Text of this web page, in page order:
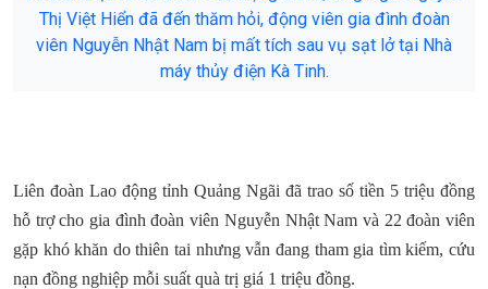
Thị Việt Hiển đã đến thăm hỏi, động viên gia đình đoàn
viên Nguyễn Nhật Nam bị mất tích sau vụ sạt lở tại Nhà
máy thủy điện Kà Tinh.
Liên đoàn Lao động tỉnh Quảng Ngãi đã trao số tiền 5 triệu đồng
hỗ trợ cho gia đình đoàn viên Nguyễn Nhật Nam và 22 đoàn viên
gặp khó khăn do thiên tai nhưng vẫn đang tham gia tìm kiếm, cứu
nạn đồng nghiệp mỗi suất quà trị giá 1 triệu đồng.